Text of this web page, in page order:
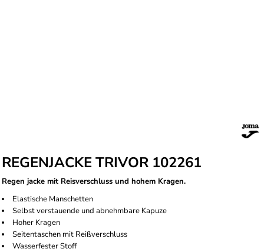
REGENJACKE TRIVOR 102261
Regen jacke mit Reisverschluss und hohem Kragen.
Elastische Manschetten
Selbst verstauende und abnehmbare Kapuze
Hoher Kragen
Seitentaschen mit Reißverschluss
Wasserfester Stoff